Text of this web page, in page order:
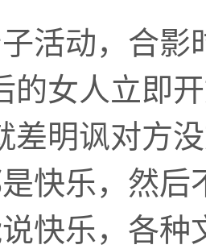
活动，合影
的女人立即
差明讽对方
快乐，然
快乐，各